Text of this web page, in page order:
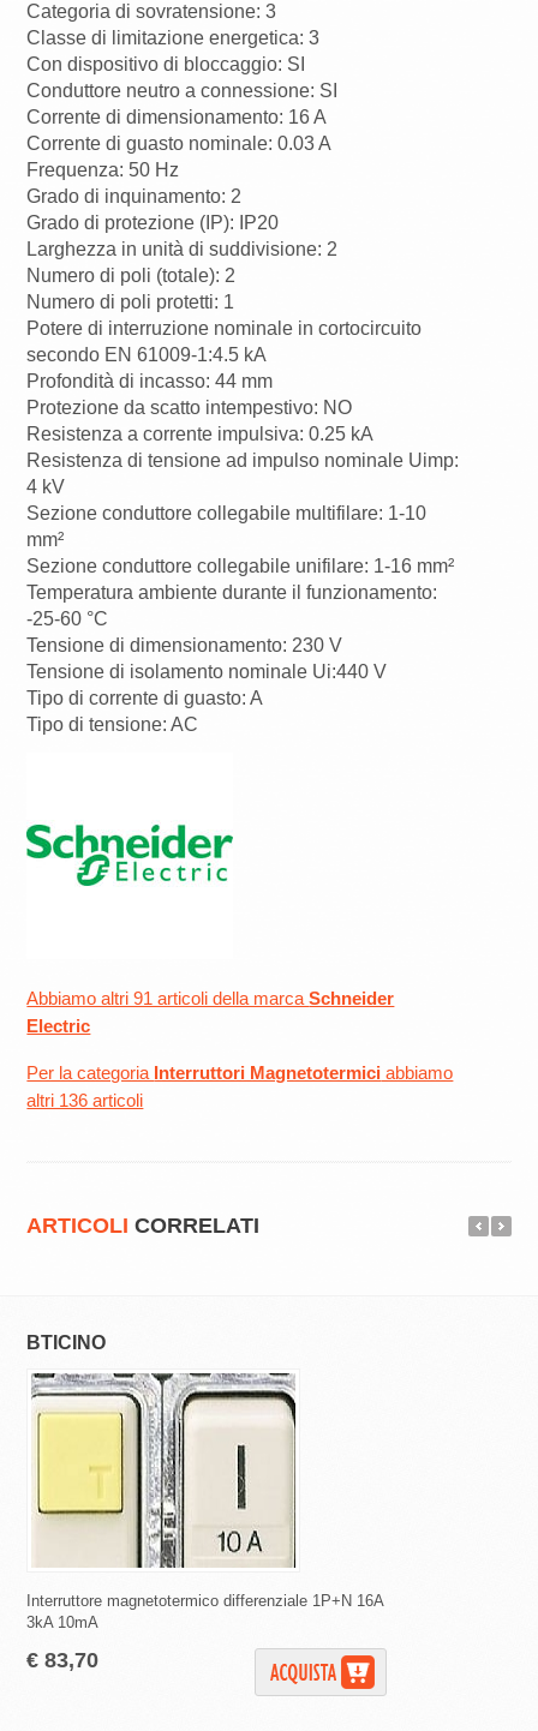
Categoria di sovratensione: 3
Classe di limitazione energetica: 3
Con dispositivo di bloccaggio: SI
Conduttore neutro a connessione: SI
Corrente di dimensionamento: 16 A
Corrente di guasto nominale: 0.03 A
Frequenza: 50 Hz
Grado di inquinamento: 2
Grado di protezione (IP): IP20
Larghezza in unità di suddivisione: 2
Numero di poli (totale): 2
Numero di poli protetti: 1
Potere di interruzione nominale in cortocircuito
secondo EN 61009-1:4.5 kA
Profondità di incasso: 44 mm
Protezione da scatto intempestivo: NO
Resistenza a corrente impulsiva: 0.25 kA
Resistenza di tensione ad impulso nominale Uimp:
4 kV
Sezione conduttore collegabile multifilare: 1-10
mm²
Sezione conduttore collegabile unifilare: 1-16 mm²
Temperatura ambiente durante il funzionamento:
-25-60 °C
Tensione di dimensionamento: 230 V
Tensione di isolamento nominale Ui:440 V
Tipo di corrente di guasto: A
Tipo di tensione: AC
Abbiamo altri 91 articoli della marcaSchneider
Electric
Per la categoria Interruttori Magnetotermici abbiamo
altri 136 articoli
ARTICOLI CORRELATI
BTICINO
Interruttore magnetotermico differenziale 1P+N 16A
3kA 10mA
€ 83,70